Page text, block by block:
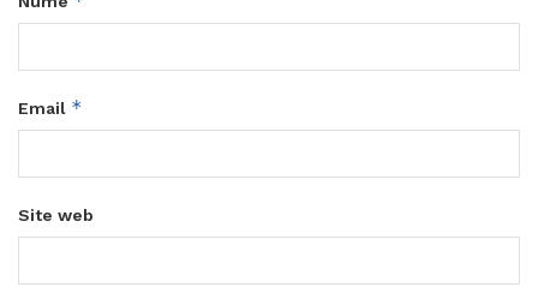
Email *
Site web